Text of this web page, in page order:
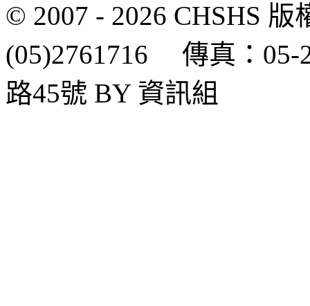
© 2007 - 2026 CHSHS
(05)2761716 傳真：05-
路45號 BY 資訊組